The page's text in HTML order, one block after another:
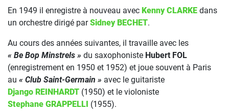
En 1949 il enregistre à nouveau avec Kenny CLARKE dans
un orchestre dirigé parSidney BECHET.
Au cours des années suivantes, il travaille avec les
« Be Bop Minstrels » du saxophoniste Hubert FOL
(enregistrement en 1950 et 1952) et joue souvent à Paris
au « Club Saint-Germain » avec le guitariste
Django REINHARDT (1950) et le violoniste
Stephane GRAPPELLI (1955).